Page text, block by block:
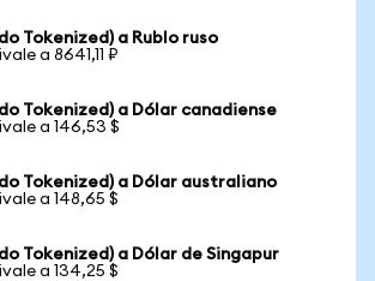
Tokenized) a Rublo ruso
a 8641,11 ₽
Tokenized) a Dólar canadiense
a 146,53 $
Tokenized) a Dólar australiano
a 148,65 $
Tokenized) a Dólar de Singapur
a 134,25 $